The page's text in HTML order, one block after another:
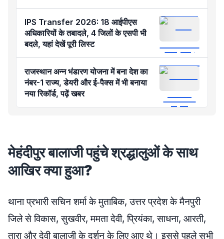
IPS Transfer 2026: 18 आईपीएस
अधिकारियों के तबादले, 4 जिलों के एसपी भी
बदले, यहां देखें पूरी लिस्ट
राजस्थान अन्न भंडारण योजना में बना देश का
नंबर-1 राज्य, डेयरी और ई-पैक्स में भी बनाया
नया रिकॉर्ड, पढ़ें खबर
मेहंदीपुर बालाजी पहुंचे श्रद्धालुओं के साथ
आखिर क्या हुआ?
थाना प्रभारी सचिन शर्मा के मुताबिक, उत्तर प्रदेश के मैनपुरी
जिले से विकास, सुखवीर, ममता देवी, प्रियंका, साधना, आरती,
तारा और देवी बालाजी के दर्शन के लिए आए थे। इससे पहले सभी